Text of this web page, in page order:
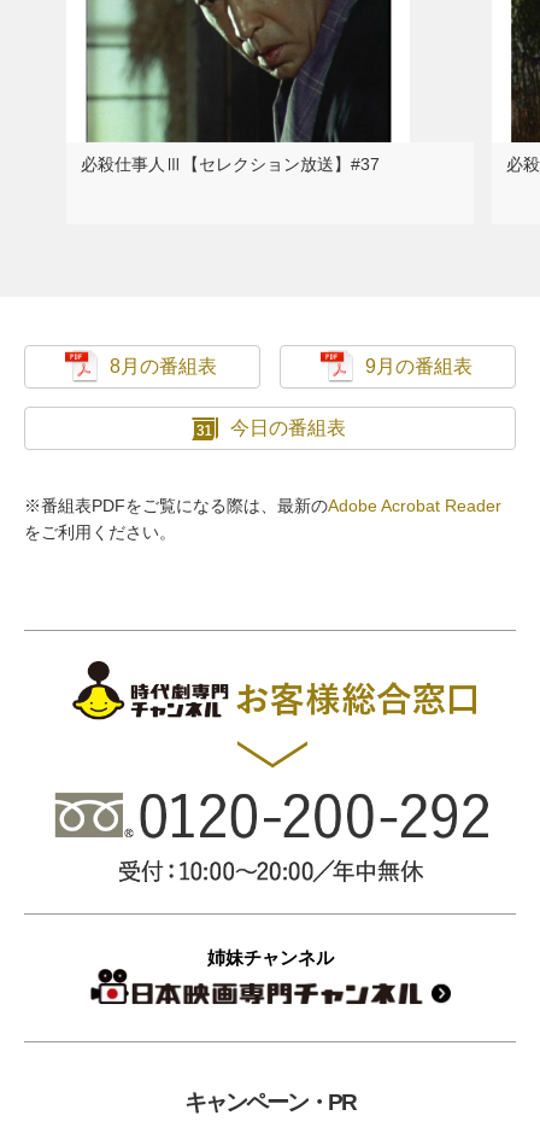
必殺仕事人Ⅲ【セレクション放送】#37 必
8月の番組表 9月の番組表
今日の番組表
※番組表PDFをご覧になる際は、最新のAdobe Acrobat Reader
をご利用ください。
姉妹チャンネル
キャンペーン・PR